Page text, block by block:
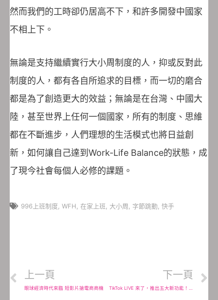
然而我們的工時卻仍居高不下，和許多開發中國家
不相上下。
無論是支持繼續實行大小周制度的人，抑或反對此
制度的人，都有各自所追求的目標，而一切的磨合
都是為了創造更大的效益；無論是在台灣、中國大
陸，甚至世界上任何一個國家，所有的制度、思維
都在不斷進步，人們理想的生活模式也將日益創
新，如何讓自己達到Work-Life Balance的狀態，成
了現今社會每個人必修的課題。
996上班制度 WFH 在家上班 大小周 字節跳動 快手
上一頁
眼球經濟時代來臨 短影片搶電商商機
下一頁